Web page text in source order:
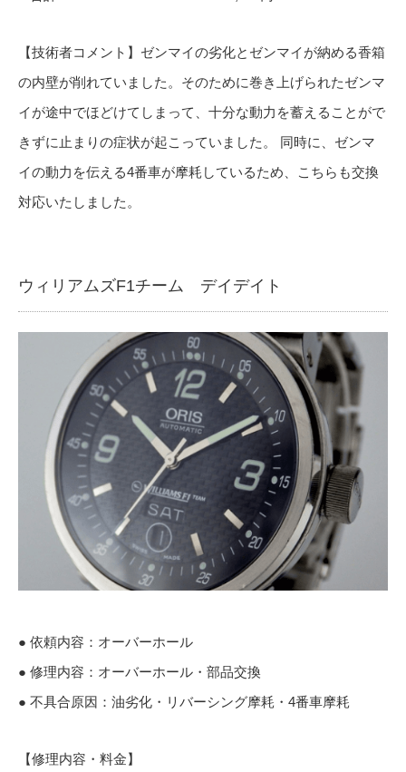
【技術者コメント】ゼンマイの劣化とゼンマイが納める香箱
の内壁が削れていました。そのために巻き上げられたゼンマ
イが途中でほどけてしまって、十分な動力を蓄えることがで
きずに止まりの症状が起こっていました。 同時に、ゼンマ
イの動力を伝える4番車が摩耗しているため、こちらも交換
対応いたしました。
ウィリアムズF1チーム デイデイト
● 依頼内容：オーバーホール
● 修理内容：オーバーホール・部品交換
● 不具合原因：油劣化・リバーシング摩耗・4番車摩耗
【修理内容・料金】